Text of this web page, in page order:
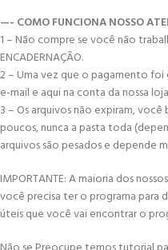
—- COMO FUNCIONA NOSSO
1 – Não compre se você não
ENCADERNAÇÃO.
2 – Uma vez que o pagamento
e-mail e aqui na conta da nossa
3 – Os arquivos não expiram,
poucos, nunca a pasta toda
arquivos são pesados e depende
IMPORTANTE: A maioria dos
você precisa ter o programa para
úteis que você vai encontrar o